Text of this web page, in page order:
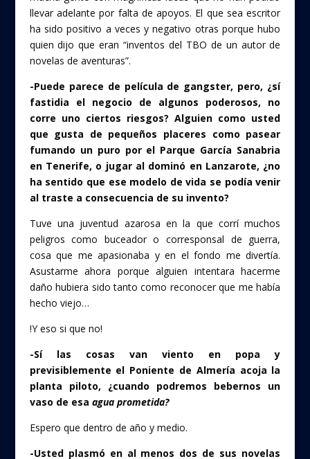
llevar adelante por falta de apoyos. El que sea escritor
ha sido positivo a veces y negativo otras porque hubo
quien dijo que eran “inventos del TBO de un autor de
novelas de aventuras”.
-Puede parece de película de gangster, pero, ¿sí
fastidia el negocio de algunos poderosos, no
corre uno ciertos riesgos? Alguien como usted
que gusta de pequeños placeres como pasear
fumando un puro por el Parque García Sanabria
en Tenerife, o jugar al dominó en Lanzarote, ¿no
ha sentido que ese modelo de vida se podía venir
al traste a consecuencia de su invento?
Tuve una juventud azarosa en la que corrí muchos
peligros como buceador o corresponsal de guerra,
cosa que me apasionaba y en el fondo me divertía.
Asustarme ahora porque alguien intentara hacerme
daño hubiera sido tanto como reconocer que me había
hecho viejo…
!Y eso si que no!
-Sí las cosas van viento en popa y
previsiblemente el Poniente de Almería acoja la
planta piloto, ¿cuando podremos bebernos un
vaso de esa agua prometida?
Espero que dentro de año y medio.
-Usted plasmó en al menos dos de sus novelas